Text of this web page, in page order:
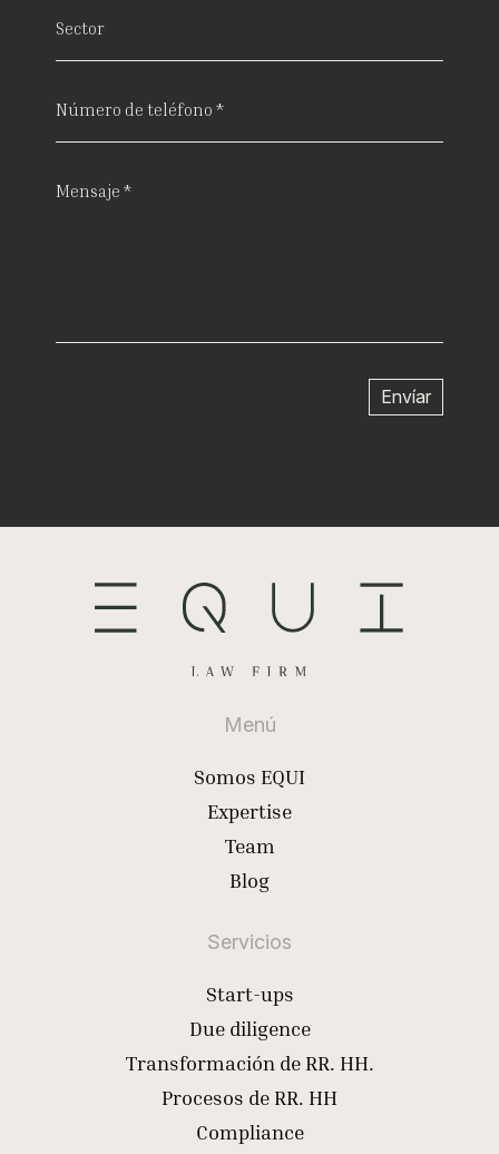
Menú
Somos EQUI
Expertise
Team
Blog
Servicios
Start-ups
Due diligence
Transformación de RR. HH.
Procesos de RR. HH
Compliance